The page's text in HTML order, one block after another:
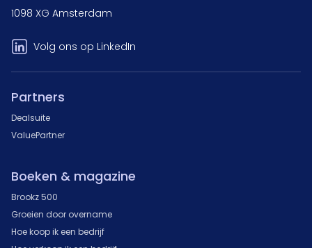
1098 XG Amsterdam
Volg ons op LinkedIn
Partners
Dealsuite
ValuePartner
Boeken & magazine
Brookz 500
Groeien door overname
Hoe koop ik een bedrijf